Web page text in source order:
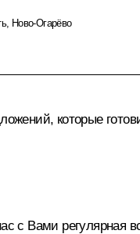
Ново-Огарёво
которые
с Вами регулярная